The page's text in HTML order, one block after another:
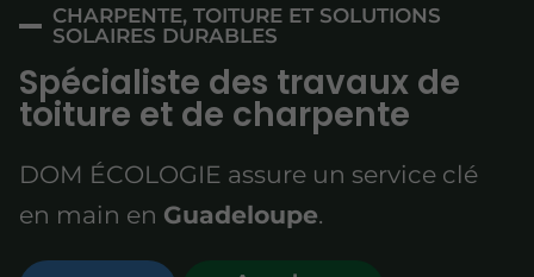
CHARPENTE, TOITURE ET SOLUTIONS
SOLAIRES DURABLES
Spécialiste des travaux de
toiture et de charpente
DOM ÉCOLOGIE assure un service clé
en main en Guadeloupe.